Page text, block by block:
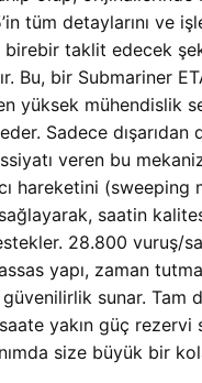
tüm detaylarını ve
birebir taklit edecek
Bu, bir Submariner
yüksek mühendislik
Sadece dışarıdan
veren bu
hareketini (sweeping
saatin
28.800 vuruş/
yapı, zaman
sunar. Tam
yakın güç rezervi
size büyük bir